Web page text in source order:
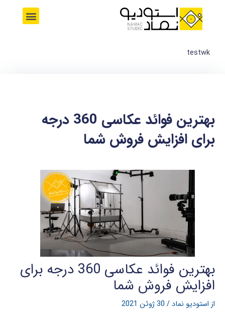
M
e
testwk
بهترین فوائد عکاسی 360 درجه
برای افزایش فروش شما
بهترین فوائد عکاسی 360 درجه برای
افزایش فروش شما
از استودیو نماد/ 30 ژوئن 2021